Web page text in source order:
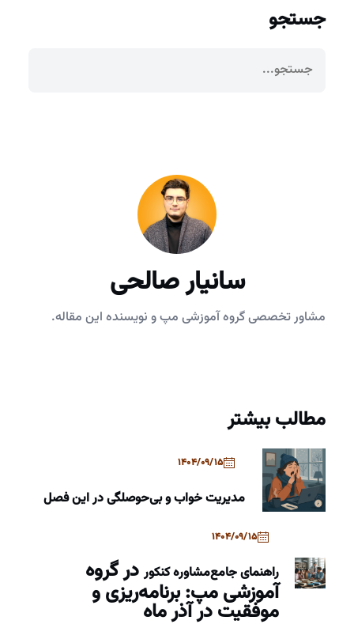
جستجو
سانیار صالحی
مشاور تخصصی گروه آموزشی مپ و نویسنده این مقاله.
مطالب بیشتر
1404/09/15
مدیریت خواب و بی‌حوصلگی در این فصل
1404/09/15
راهنمای جامعمشاوره کنکوردر گروه
آموزشی مپ: برنامه‌ریزی و
موفقیت در آذر ماه